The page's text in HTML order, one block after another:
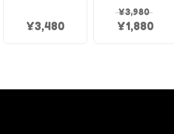
¥3,480
¥3,980
¥1,880